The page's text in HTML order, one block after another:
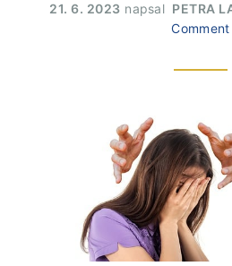
21. 6. 2023 napsal PETRA
Comment